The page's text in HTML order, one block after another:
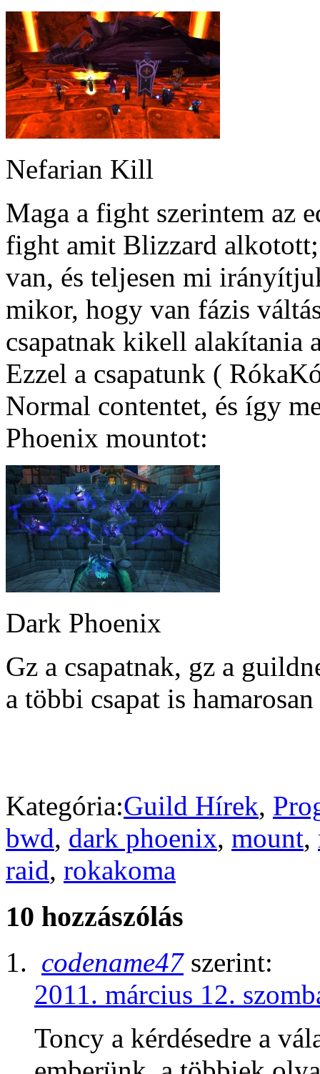
Nefarian Kill
Maga a fight szerintem az
fight amit Blizzard
van, és teljesen mi
mikor, hogy van fázis
csapatnak kikell alakítania
Ezzel a csapatunk (
Normal contentet, és így
Phoenix mountot:
Dark Phoenix
Gz a csapatnak, gz a
a többi csapat is
Kategória:Guild Hírek,
bwd, dark phoenix, mount,
raid, rokakoma
10 hozzászólás
codename47 szerint:
2011. március 12.
Toncy a kérdésedre a